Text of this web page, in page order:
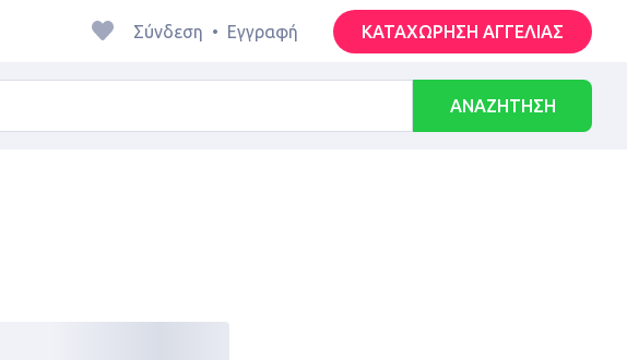
Σύνδεση • Εγγραφή ΚΑΤΑΧΩΡΗΣΗ ΑΓΓΕΛΙΑΣ
ΑΝΑΖΗΤΗΣΗ